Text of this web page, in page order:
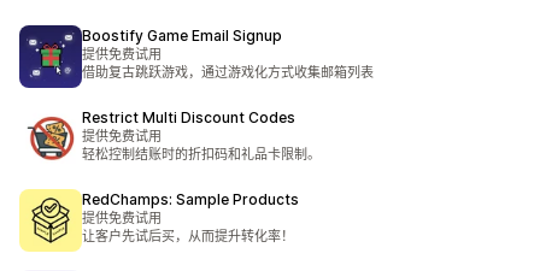
Boostify Game Email Signup
提供免费试用
借助复古跳跃游戏，通过游戏化方式收集邮箱列表
Restrict Multi Discount Codes
提供免费试用
轻松控制结账时的折扣码和礼品卡限制。
RedChamps: Sample Products
提供免费试用
让客户先试后买，从而提升转化率！